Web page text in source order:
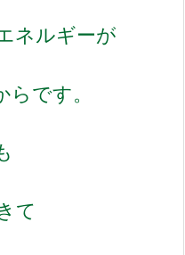
ネルギーが
です。
て